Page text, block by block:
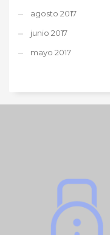
agosto 2017
junio 2017
mayo 2017